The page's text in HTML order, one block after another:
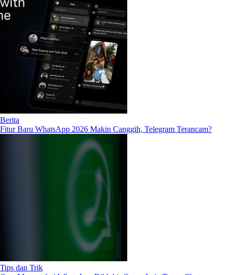
Berita
Fitur Baru WhatsApp 2026 Makin Canggih, Telegram Terancam?
Tips dan Trik